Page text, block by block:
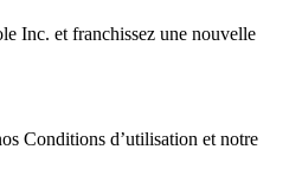
Inc. et franchissez une nouvelle
Conditions d’utilisation et notre